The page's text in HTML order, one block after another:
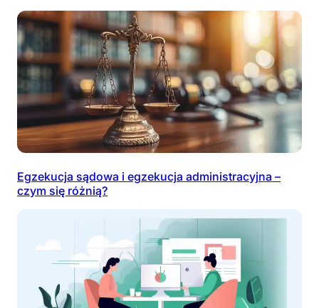
Egzekucja sądowa i egzekucja administracyjna –
czym się różnią?